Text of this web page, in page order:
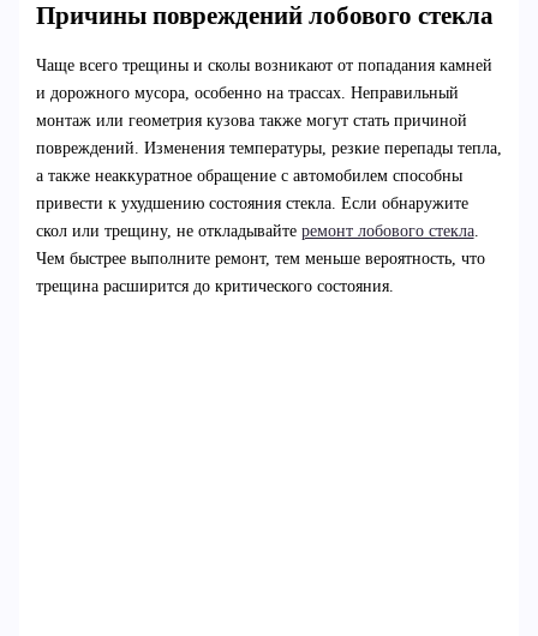
Причины повреждений лобового стекла
Чаще всего трещины и сколы возникают от попадания камней
и дорожного мусора, особенно на трассах. Неправильный
монтаж или геометрия кузова также могут стать причиной
повреждений. Изменения температуры, резкие перепады тепла,
а также неаккуратное обращение с автомобилем способны
привести к ухудшению состояния стекла. Если обнаружите
скол или трещину, не откладывайте ремонт лобового стекла.
Чем быстрее выполните ремонт, тем меньше вероятность, что
трещина расширится до критического состояния.